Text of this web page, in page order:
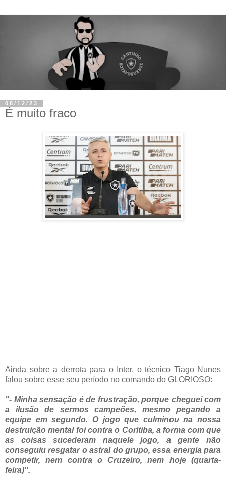
08/12/23
É muito fraco
Ainda sobre a derrota para o Inter, o técnico Tiago Nunes
falou sobre esse seu período no comando do GLORIOSO:
"- Minha sensação é de frustração, porque cheguei com
a ilusão de sermos campeões, mesmo pegando a
equipe em segundo. O jogo que culminou na nossa
destruição mental foi contra o Coritiba, a forma com que
as coisas sucederam naquele jogo, a gente não
conseguiu resgatar o astral do grupo, essa energia para
competir, nem contra o Cruzeiro, nem hoje (quarta-
feira)".